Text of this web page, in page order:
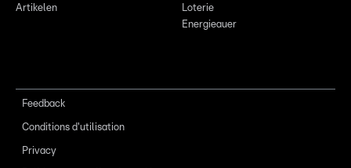
Artikelen
Loterie
Energieauer
Feedback
Conditions d'utilisation
Privacy